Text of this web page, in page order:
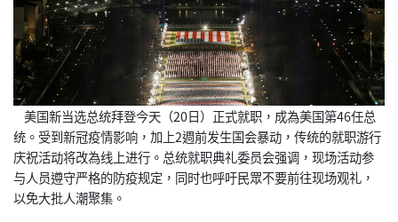
美国新当选总统拜登今天（20日）正式就职，成為美国第46任总
统。受到新冠疫情影响，加上2週前发生国会暴动，传统的就职游行
庆祝活动将改為线上进行。总统就职典礼委员会强调，现场活动参
与人员遵守严格的防疫规定，同时也呼吁民眾不要前往现场观礼，
以免大批人潮聚集。